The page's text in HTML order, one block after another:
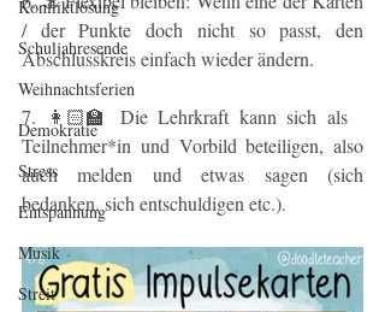
Konfliktlösung
Schuljahresende
Weihnachtsferien
Demokratie
Stress
Entspannung
Musik
Streit
/ der Punkte doch nicht so passt, den
Abschlusskreis einfach wieder ändern.
7. 👩🏻‍🏫 Die Lehrkraft kann sich als
Teilnehmer*in und Vorbild beteiligen, also
auch melden und etwas sagen (sich
bedanken, sich entschuldigen etc.).